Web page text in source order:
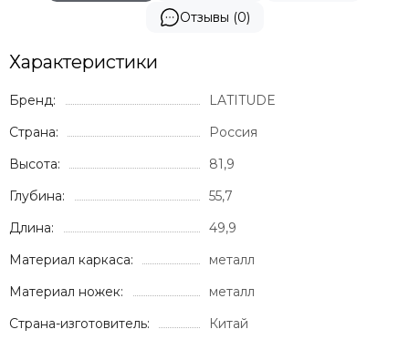
Отзывы (0)
Характеристики
Бренд:
LATITUDE
Страна:
Россия
Высота:
81,9
Глубина:
55,7
Длина:
49,9
Материал каркаса:
металл
Материал ножек:
металл
Страна-изготовитель:
Китай